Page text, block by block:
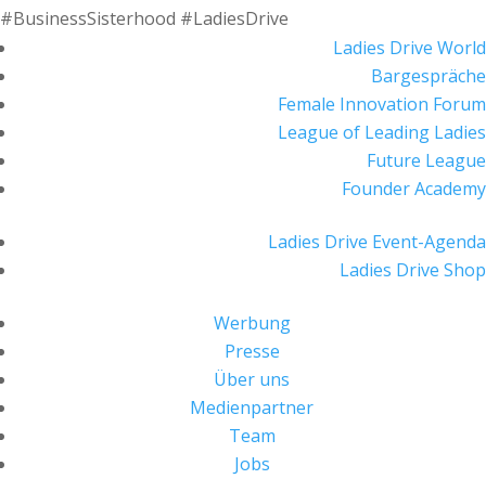
#BusinessSisterhood #LadiesDrive
Ladies Drive World
Bargespräche
Female Innovation Forum
League of Leading Ladies
Future League
Founder Academy
Ladies Drive Event-Agenda
Ladies Drive Shop
Werbung
Presse
Über uns
Medienpartner
Team
Jobs